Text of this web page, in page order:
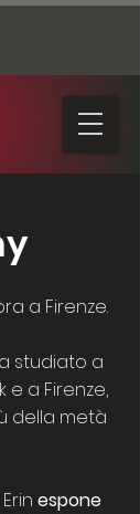
a Firenze.
studiato a
e a Firenze,
della metà
Erin espone